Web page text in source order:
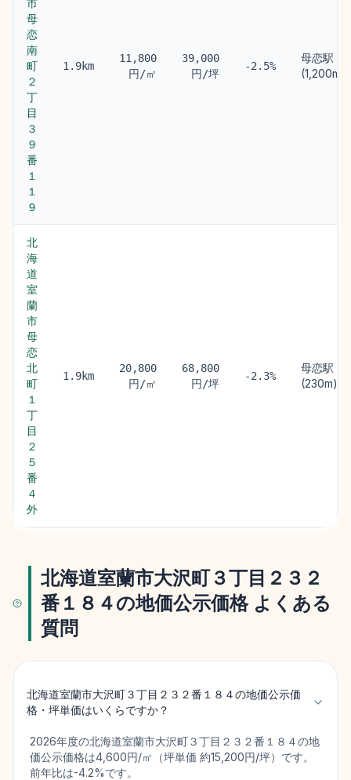
市
母
恋
南
町
２
丁
目
３
９
番
１
１
９
1.9km
11,800
円/㎡
39,000
円/坪
-2.5%
母恋駅
(1,200m)
北
海
道
室
蘭
市
母
恋
北
町
１
丁
目
２
５
番
４
外
1.9km
20,800
円/㎡
68,800
円/坪
-2.3%
母恋駅
(230m)
北海道室蘭市大沢町３丁目２３２
番１８４の地価公示価格 よくある
質問
北海道室蘭市大沢町３丁目２３２番１８４の地価公示価
格・坪単価はいくらですか？
2026年度の北海道室蘭市大沢町３丁目２３２番１８４の地
価公示価格は4,600円/㎡（坪単価 約15,200円/坪）です。
前年比は-4.2%です。